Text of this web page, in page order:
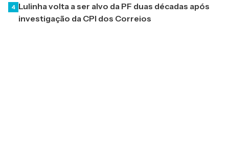
4 Lulinha volta a ser alvo da PF duas décadas após
investigação da CPI dos Correios